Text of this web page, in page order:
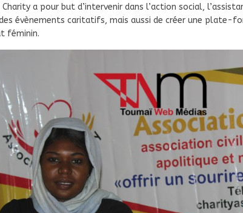
Charity a pour but d’intervenir dans l’action social,
évènements caritatifs, mais aussi de créer une plate-
féminin.